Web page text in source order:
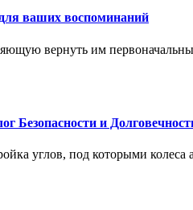
ваших воспоминаний
вернуть им
Безопасности и
углов, под которыми